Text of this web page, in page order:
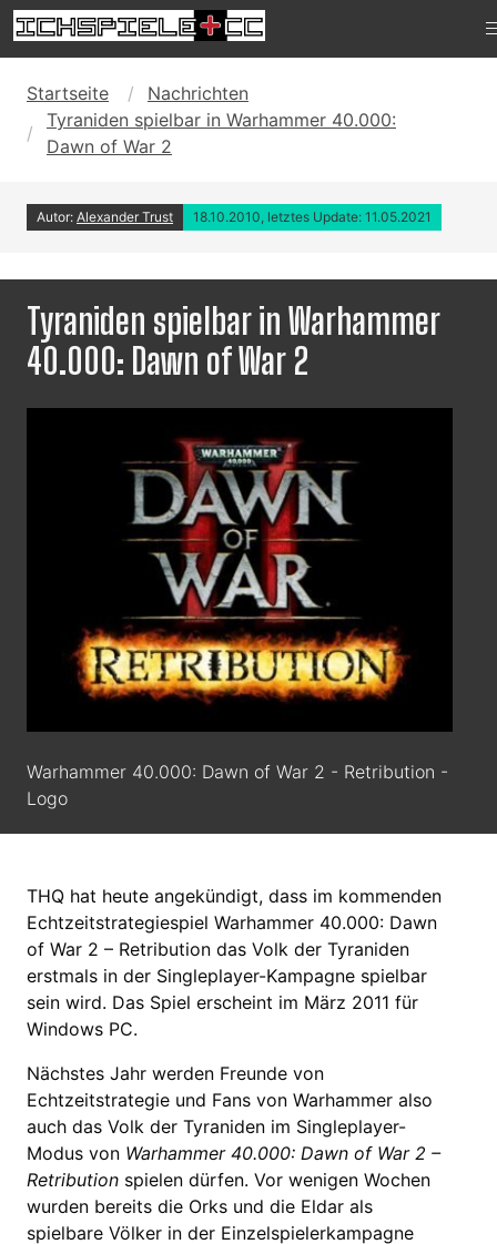
Startseite
Nachrichten
Tyraniden spielbar in Warhammer 40.000:
Dawn of War 2
Autor: Alexander Trust 18.10.2010, letztes Update: 11.05.2021
Tyraniden spielbar in Warhammer
40.000: Dawn of War 2
Warhammer 40.000: Dawn of War 2 - Retribution -
Logo
THQ hat heute angekündigt, dass im kommenden
Echtzeitstrategiespiel Warhammer 40.000: Dawn
of War 2 – Retribution das Volk der Tyraniden
erstmals in der Singleplayer-Kampagne spielbar
sein wird. Das Spiel erscheint im März 2011 für
Windows PC.
Nächstes Jahr werden Freunde von
Echtzeitstrategie und Fans von Warhammer also
auch das Volk der Tyraniden im Singleplayer-
Modus von Warhammer 40.000: Dawn of War 2 –
Retribution spielen dürfen. Vor wenigen Wochen
wurden bereits die Orks und die Eldar als
spielbare Völker in der Einzelspielerkampagne